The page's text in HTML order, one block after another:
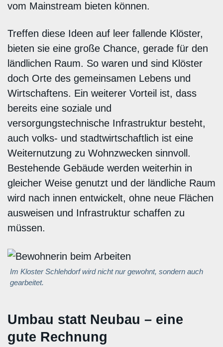
vom Mainstream bieten können.
Treffen diese Ideen auf leer fallende Klöster,
bieten sie eine große Chance, gerade für den
ländlichen Raum. So waren und sind Klöster
doch Orte des gemeinsamen Lebens und
Wirtschaftens. Ein weiterer Vorteil ist, dass
bereits eine soziale und
versorgungstechnische Infrastruktur besteht,
auch volks- und stadtwirtschaftlich ist eine
Weiternutzung zu Wohnzwecken sinnvoll.
Bestehende Gebäude werden weiterhin in
gleicher Weise genutzt und der ländliche Raum
wird nach innen entwickelt, ohne neue Flächen
ausweisen und Infrastruktur schaffen zu
müssen.
Im Kloster Schlehdorf wird nicht nur gewohnt, sondern auch
gearbeitet.
Umbau statt Neubau – eine
gute Rechnung